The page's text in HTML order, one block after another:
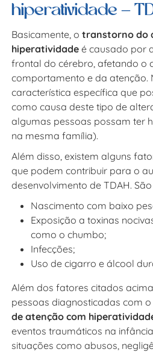
hiperatividade –
Basicamente, otranstorno do
hiperatividadeé causado por
frontal do cérebro, afetando o
comportamento e da atenção.
característica específica que
como causa deste tipo de
algumas pessoas possam ter
na mesma família).
Além disso, existem alguns
que podem contribuir para o
desenvolvimento de TDAH. São
Nascimento com baixo
Exposição a toxinas
como o chumbo;
Infecções;
Uso de cigarro e álcool
Além dos fatores citados
pessoas diagnosticadas com
de atenção com
eventos traumáticos na
situações como abusos,